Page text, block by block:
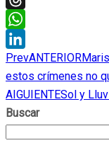
Threads
WhatsApp
LinkedIn
PrevANTERIOR
estos crímenes no
AIGUIENTESol y
Buscar